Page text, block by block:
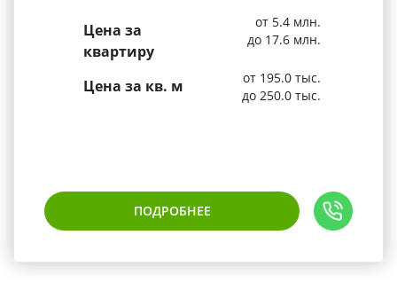
Цена за
квартиру
от 5.4 млн.
до 17.6 млн.
Цена за кв. м
от 195.0 тыс.
до 250.0 тыс.
ПОДРОБНЕЕ